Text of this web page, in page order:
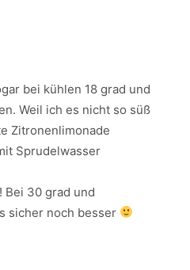
bei kühlen 18 grad und
Weil ich es nicht so süß
Zitronenlimonade
Sprudelwasser
Bei 30 grad und
sicher noch besser